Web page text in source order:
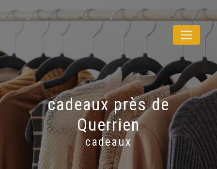
cadeaux près de
Querrien
cadeaux